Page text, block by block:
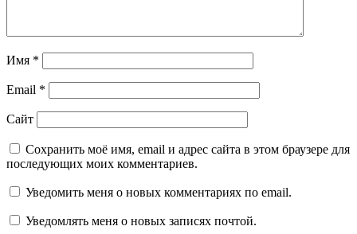
Имя *
Email *
Сайт
Сохранить моё имя, email и адрес сайта в этом браузере для
последующих моих комментариев.
Уведомить меня о новых комментариях по email.
Уведомлять меня о новых записях почтой.